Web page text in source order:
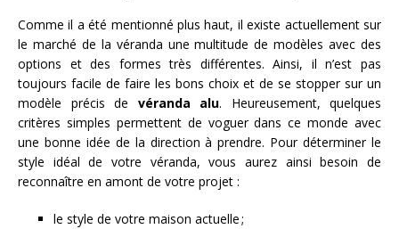
Comme il a été mentionné plus haut, il existe actuellement sur
le marché de la véranda une multitude de modèles avec des
options et des formes très différentes. Ainsi, il n’est pas
toujours facile de faire les bons choix et de se stopper sur un
modèle précis de véranda alu. Heureusement, quelques
critères simples permettent de voguer dans ce monde avec
une bonne idée de la direction à prendre. Pour déterminer le
style idéal de votre véranda, vous aurez ainsi besoin de
reconnaître en amont de votre projet :
le style de votre maison actuelle ;